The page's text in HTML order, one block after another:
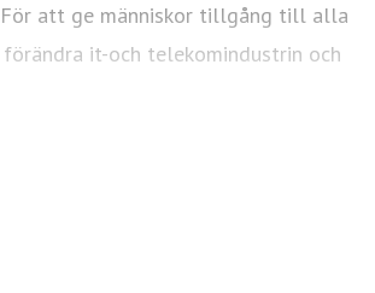
att ge människor tillgång till alla
it-och telekomindustrin och